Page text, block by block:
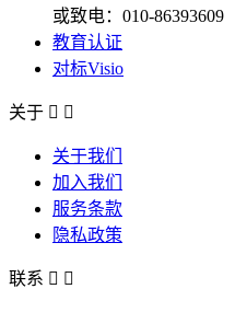
或致电：010-86393609
教育认证
对标Visio
关于  
关于我们
加入我们
服务条款
隐私政策
联系  